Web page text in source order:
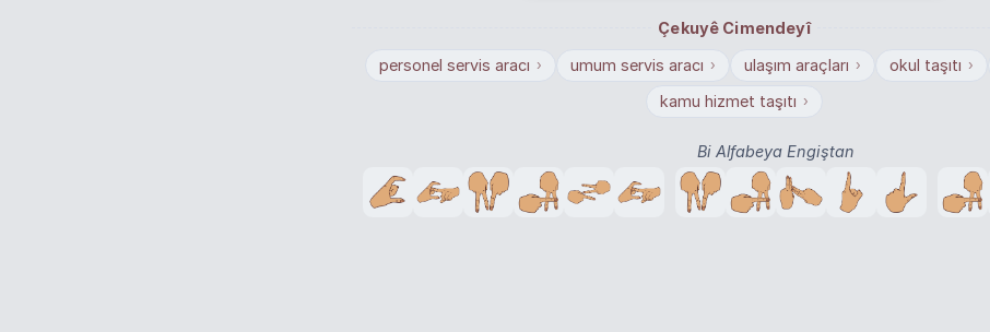
Çekuyê Cimendeyî
personel servis aracı › umum servis aracı › ulaşım araçları › okul taşıtı ›
kamu hizmet taşıtı ›
Bi Alfabeya Engiştan